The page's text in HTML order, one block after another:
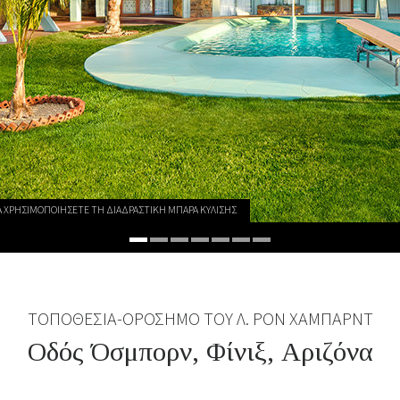
ΧΡΗΣΙΜΟΠΟΙΗΣΕΤΕ ΤΗ ΔΙΑΔΡΑΣΤΙΚΗ ΜΠΑΡΑ ΚΥΛΙΣΗΣ
ΤΟΠΟΘΕΣΙΑ-ΟΡΟΣΗΜΟ ΤΟΥ Λ. ΡΟΝ ΧΑΜΠΑΡΝΤ
Οδός Όσμπορν, Φίνιξ, Αριζόνα